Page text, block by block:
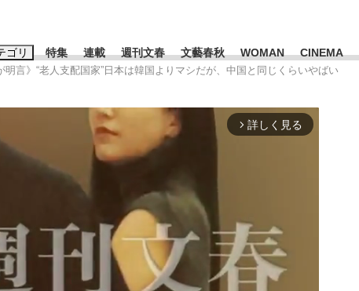
ゴリ 特集 連載 週刊文春 文藝春秋 WOMAN CINEMA
ーワードタグ一覧
#高市早苗 #後藤真希 #森岡毅
明言》“老人支配国家”日本は韓国よりマシだが、中国と同じくらいやばい
arrow_forward_ios 詳しく見る